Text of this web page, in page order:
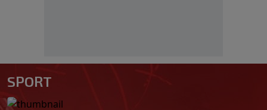
SPORT